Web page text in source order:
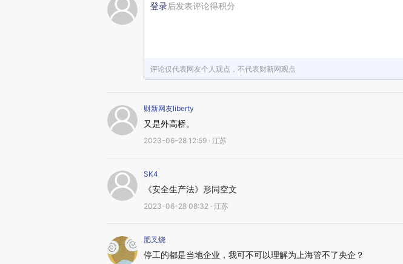
登录后发表评论得积分
评论仅代表网友个人观点，不代表财新网观点
财新网友liberty
又是外高桥。
2023-06-28 12:59 · 江苏
SK4
《安全生产法》形同空文
2023-06-28 08:32 · 江苏
肥叉烧
停工的都是当地企业，我可不可以理解为上海管不了央企？